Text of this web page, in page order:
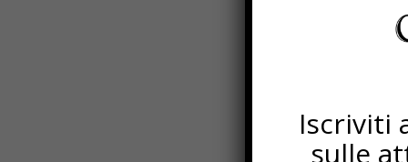
Iscriviti
sulle